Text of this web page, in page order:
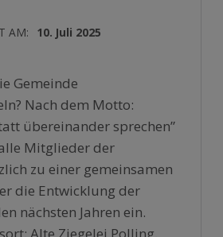
AM:
10. Juli 2025
Gemeinde
Nach dem Motto:
übereinander sprechen”
Mitglieder der
zu einer gemeinsamen
die Entwicklung der
nächsten Jahren ein.